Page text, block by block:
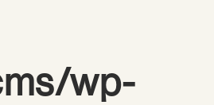
wp-